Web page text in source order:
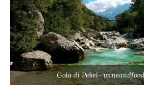
Gola di Pekel-